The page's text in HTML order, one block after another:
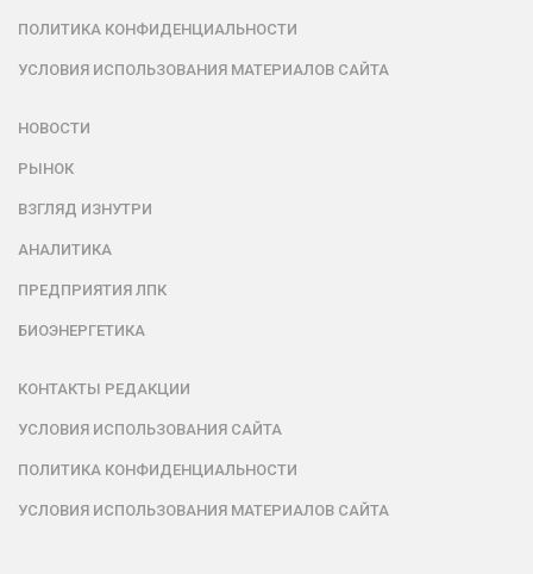
ПОЛИТИКА КОНФИДЕНЦИАЛЬНОСТИ
УСЛОВИЯ ИСПОЛЬЗОВАНИЯ МАТЕРИАЛОВ САЙТА
НОВОСТИ
РЫНОК
ВЗГЛЯД ИЗНУТРИ
АНАЛИТИКА
ПРЕДПРИЯТИЯ ЛПК
БИОЭНЕРГЕТИКА
КОНТАКТЫ РЕДАКЦИИ
УСЛОВИЯ ИСПОЛЬЗОВАНИЯ САЙТА
ПОЛИТИКА КОНФИДЕНЦИАЛЬНОСТИ
УСЛОВИЯ ИСПОЛЬЗОВАНИЯ МАТЕРИАЛОВ САЙТА